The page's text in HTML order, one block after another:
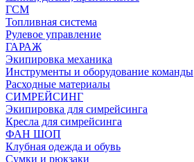
ГСМ
Топливная система
Рулевое управление
ГАРАЖ
Экипировка механика
Инструменты и оборудование команды
Расходные материалы
СИМРЕЙСИНГ
Экипировка для симрейсинга
Кресла для симрейсинга
ФАН ШОП
Клубная одежда и обувь
Сумки и рюкзаки